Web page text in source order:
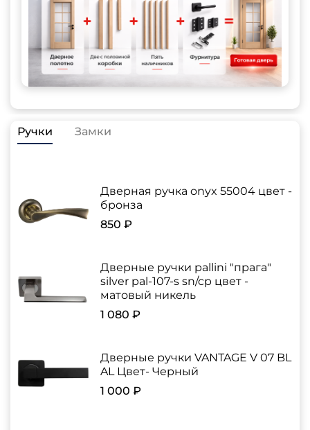
Ручки Замки
Дверная ручка onyx 55004 цвет -
бронза
850 ₽
Дверные ручки pallini "прага"
silver pal-107-s sn/cp цвет -
матовый никель
1 080 ₽
Дверные ручки VANTAGE V 07 BL
AL Цвет- Черный
1 000 ₽